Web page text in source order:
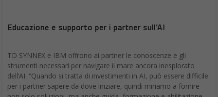
Educazione e supporto per i partner sull’AI
TD SYNNEX e IBM offrono ai partner le conoscenze e gli
strumenti necessari per navigare il mare ancora inesplorato
dell’AI. “Quando si tratta di investimenti in AI, può essere difficile
per i partner sapere da dove iniziare, quindi miriamo a fornire